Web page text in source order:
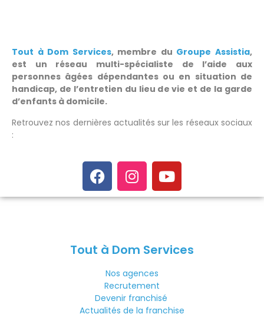
Tout à Dom Services, membre du Groupe Assistia,
est un réseau multi-spécialiste de l’aide aux
personnes âgées dépendantes ou en situation de
handicap, de l’entretien du lieu de vie et de la garde
d’enfants à domicile.
Retrouvez nos dernières actualités sur les réseaux sociaux
:
Tout à Dom Services
Nos agences
Recrutement
Devenir franchisé
Actualités de la franchise